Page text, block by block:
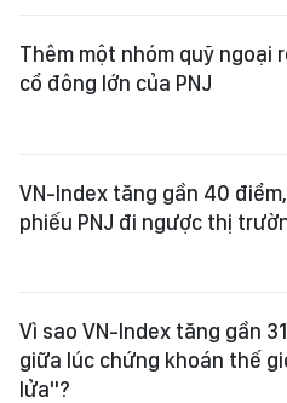
Thêm một nhóm quỹ ngoại
cổ đông lớn của PNJ
VN-Index tăng gần 40
phiếu PNJ đi ngược thị
Vì sao VN-Index tăng gần
giữa lúc chứng khoán thế
lửa"?